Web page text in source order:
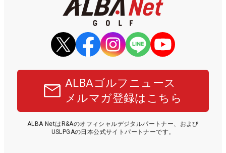
ALBAゴルフニュース
メルマガ登録はこちら
ALBA NetはR&Aのオフィシャルデジタルパートナー、および
USLPGAの日本公式サイトパートナーです。